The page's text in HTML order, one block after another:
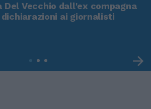
Del Vecchio dall'ex compagna
dichiarazioni ai giornalisti